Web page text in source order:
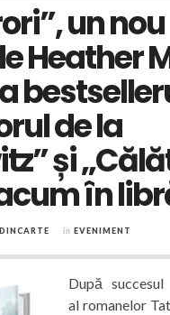
un nou
Heather
de la
și
în
în EVENIMENT
După succesul
al romanelor